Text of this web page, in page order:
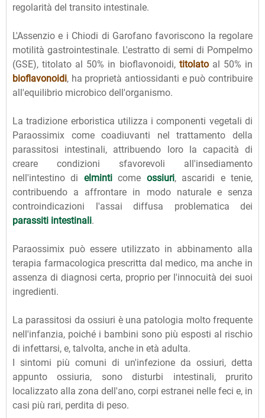
regolarità del transito intestinale.
L'Assenzio e i Chiodi di Garofano favoriscono la regolare
motilità gastrointestinale. L'estratto di semi di Pompelmo
(GSE), titolato al 50% in bioflavonoidi, titolatoal 50% in
bioflavonoidi, ha proprietà antiossidanti e può contribuire
all'equilibrio microbico dell'organismo.
La tradizione erboristica utilizza i componenti vegetali di
Paraossimix come coadiuvanti nel trattamento della
parassitosi intestinali, attribuendo loro la capacità di
creare condizioni sfavorevoli all'insediamento
nell'intestino di elminticome ossiuri, ascaridi e tenie,
contribuendo a affrontare in modo naturale e senza
controindicazioni l'assai diffusa problematica dei
parassiti intestinali.
Paraossimix può essere utilizzato in abbinamento alla
terapia farmacologica prescritta dal medico, ma anche in
assenza di diagnosi certa, proprio per l'innocuità dei suoi
ingredienti.
La parassitosi da ossiuri è una patologia molto frequente
nell'infanzia, poiché i bambini sono più esposti al rischio
di infettarsi, e, talvolta, anche in età adulta.
I sintomi più comuni di un'infezione da ossiuri, detta
appunto ossiuria, sono disturbi intestinali, prurito
localizzato alla zona dell'ano, corpi estranei nelle feci e, in
casi più rari, perdita di peso.